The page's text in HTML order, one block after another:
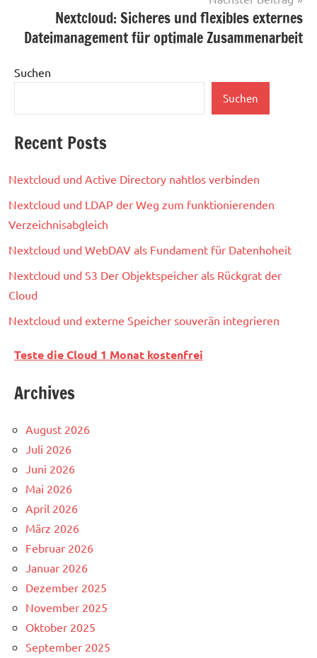
Nextcloud: Sicheres und flexibles externes
Dateimanagement für optimale Zusammenarbeit
Suchen
Suchen
Recent Posts
Nextcloud und Active Directory nahtlos verbinden
Nextcloud und LDAP der Weg zum funktionierenden
Verzeichnisabgleich
Nextcloud und WebDAV als Fundament für Datenhoheit
Nextcloud und S3 Der Objektspeicher als Rückgrat der
Cloud
Nextcloud und externe Speicher souverän integrieren
Teste die Cloud 1 Monat kostenfrei
Archives
August 2026
Juli 2026
Juni 2026
Mai 2026
April 2026
März 2026
Februar 2026
Januar 2026
Dezember 2025
November 2025
Oktober 2025
September 2025